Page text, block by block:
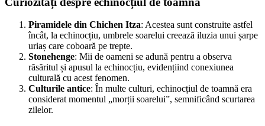
Piramidele din Chichen Itza: Acestea sunt construite astfel
încât, la echinocțiu, umbrele soarelui creează iluzia unui șarpe
uriaș care coboară pe trepte.
Stonehenge: Mii de oameni se adună pentru a observa
răsăritul și apusul la echinocțiu, evidențiind conexiunea
culturală cu acest fenomen.
Culturile antice: În multe culturi, echinocțiul de toamnă era
considerat momentul „morții soarelui”, semnificând scurtarea
zilelor.